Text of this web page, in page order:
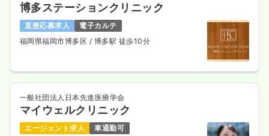
博多ステーションクリニック
直接応募求人
電子カルテ
福岡県福岡市博多区 / 博多駅 徒歩10分
一般社団法人日本先進医療学会
マイウェルクリニック
エージェント求人
車通勤可